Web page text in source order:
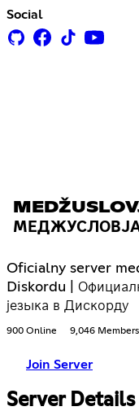
Social
Oficialny server
Diskordu |
језыка в Дискорду
900 Online 9,046 Members
Join Server
Server Details